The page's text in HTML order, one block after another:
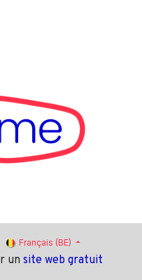
Français (BE)
un site web gratuit